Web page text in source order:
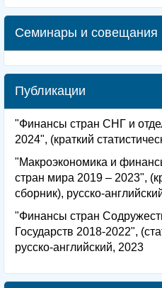
Семинары и совещания
Публикации
"Финансы стран СНГ и
2024", (краткий
"Макроэкономика и
стран мира 2019 – 2023",
сборник), русско-
"Финансы стран
Государств 2018-2022",
русско-английский, 2023